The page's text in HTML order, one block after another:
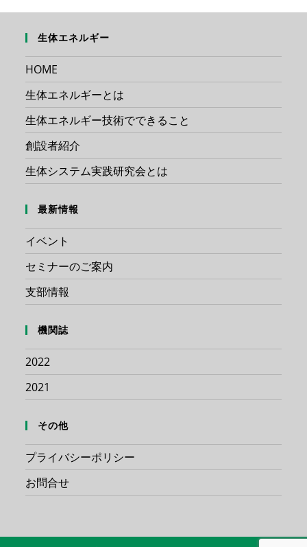
生体エネルギー
HOME
生体エネルギーとは
生体エネルギー技術でできること
創設者紹介
生体システム実践研究会とは
最新情報
イベント
セミナーのご案内
支部情報
機関誌
2022
2021
その他
プライバシーポリシー
お問合せ